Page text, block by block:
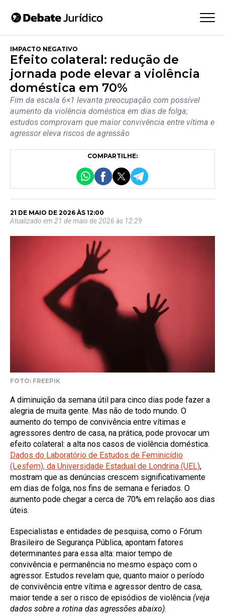
IMPACTO NEGATIVO
Efeito colateral: redução de
jornada pode elevar a violência
doméstica em 70%
Fim da escala 6×1 levanta preocupação com possível
aumento da violência doméstica em dias de folga;
estudos comprovam que maior convivência entre vítima e
agressor eleva riscos de agressão
COMPARTILHE:
21 DE MAIO DE 2026 ÀS 12:00
Atualizado em 21 de maio de 2026 às 12:29
FOTO: FREEPIK
A diminuição da semana útil para cinco dias pode fazer a
alegria de muita gente. Mas não de todo mundo. O
aumento do tempo de convivência entre vítimas e
agressores dentro de casa, na prática, pode provocar um
efeito colateral: a alta nos casos de violência doméstica.
Dados do Laboratório de Estudos de Feminicídio
(Lesfem), da Universidade Estadual de Londrina (UEL),
mostram que as denúncias crescem significativamente
em dias de folga, nos fins de semana e feriados. O
aumento pode chegar a cerca de 70% em relação aos dias
úteis.
Especialistas e entidades de pesquisa, como o Fórum
Brasileiro de Segurança Pública, apontam fatores
determinantes para essa alta: maior tempo de
convivência e permanência no mesmo espaço com o
agressor. Estudos revelam que, quanto maior o período
de convivência entre vítima e agressor dentro de casa,
maior tende a ser o risco de episódios de violência (veja
dados sobre a rotina das agressões abaixo).